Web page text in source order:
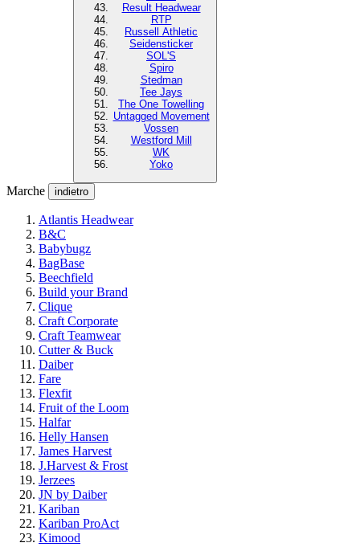
Result Headwear
RTP
Russell Athletic
Seidensticker
SOL'S
Spiro
Stedman
Tee Jays
The One Towelling
Untagged Movement
Vossen
Westford Mill
WK
Yoko
Marche indietro
Atlantis Headwear
B&C
Babybugz
BagBase
Beechfield
Build your Brand
Clique
Craft Corporate
Craft Teamwear
Cutter & Buck
Daiber
Fare
Flexfit
Fruit of the Loom
Halfar
Helly Hansen
James Harvest
J.Harvest & Frost
Jerzees
JN by Daiber
Kariban
Kariban ProAct
Kimood